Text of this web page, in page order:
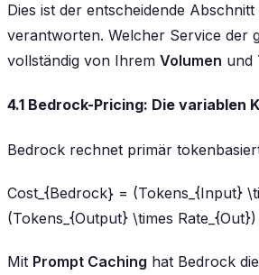
Dies ist der entscheidende
verantworten. Welcher Service der
vollständig von Ihrem Volumen und
4.1 Bedrock-Pricing: Die variablen
Bedrock rechnet primär
Cost_{Bedrock} = (Tokens_{Input}
(Tokens_{Output} \times Rate_{Out})
Mit Prompt Caching hat Bedrock